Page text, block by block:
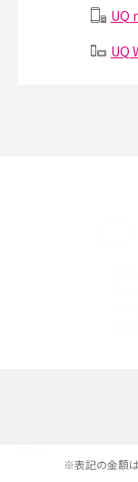
SMSとは？料金やでき
高校生にスマホ制限は
UQ
UQ
※表記の金額